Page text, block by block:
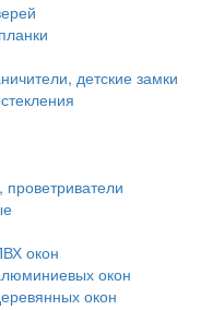
детские замки
окон
окон
окон